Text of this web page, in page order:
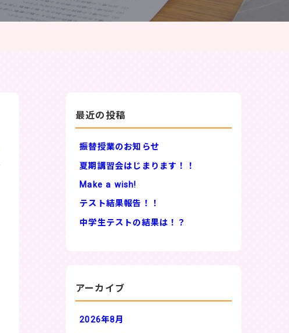
最近の投稿
振替授業のお知らせ
夏期講習会はじまります！！
Make a wish!
テスト結果報告！！
中学生テストの結果は！？
アーカイブ
2026年8月